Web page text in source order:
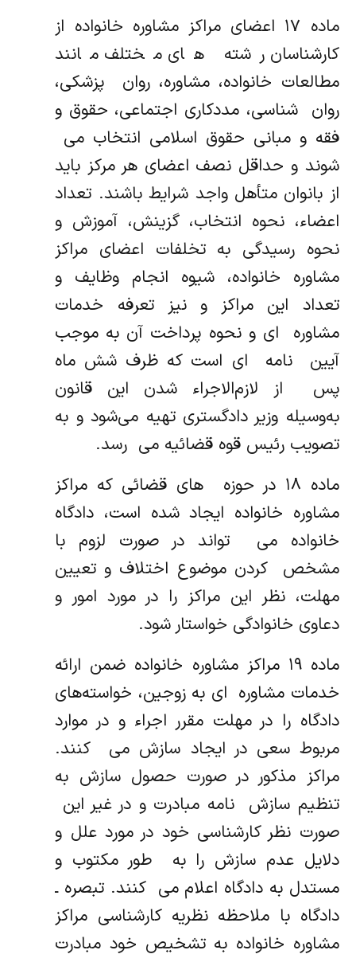
ماده ۱۷ اعضای مراکز مشاوره خانواده از
کارشناسان رشته ‌ های مختلف مانند
مطالعات خانواده، مشاوره، روان ‌ پزشکی،
روان ‌ شناسی، مددکاری اجتماعی، حقوق و
فقه و مبانی حقوق اسلامی انتخاب می ‌
شوند و حداقل نصف اعضای هر مرکز باید
از بانوان متأهل واجد شرایط باشند. تعداد
اعضاء، نحوه انتخاب، گزینش، آموزش و
نحوه رسیدگی به تخلفات اعضای مراکز
مشاوره خانواده، شیوه انجام وظایف و
تعداد این مراکز و نیز تعرفه خدمات
مشاوره ‌ ای و نحوه پرداخت آن به موجب
آیین ‌ نامه ‌ ای است که ظرف شش ماه
پس ‌ از لازم‌الاجراء شدن این قانون
به‌وسیله وزیر دادگستری تهیه می‌شود و به
تصویب رئیس قوه قضائیه می ‌ رسد.
ماده ۱۸ در حوزه ‌ های قضائی که مراکز
مشاوره خانواده ایجاد شده است، دادگاه
خانواده می ‌ تواند در صورت لزوم با
مشخص ‌ کردن موضوع اختلاف و تعیین
مهلت، نظر این مراکز را در مورد امور و
دعاوی خانوادگی خواستار شود.
ماده ۱۹ مراکز مشاوره خانواده ضمن ارائه
خدمات مشاوره ‌ ای به زوجین، خواسته‌های
دادگاه را در مهلت مقرر اجراء و در موارد
مربوط سعی در ایجاد سازش می ‌ کنند.
مراکز مذکور در صورت حصول سازش به
تنظیم سازش ‌ نامه مبادرت و در غیر این ‌
صورت نظر کارشناسی خود در مورد علل و
دلایل عدم سازش را به ‌ طور مکتوب و
مستدل به دادگاه اعلام می ‌ کنند. تبصره ـ
دادگاه با ملاحظه نظریه کارشناسی مراکز
مشاوره خانواده به تشخیص خود مبادرت